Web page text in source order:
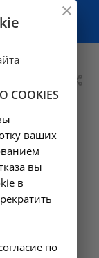
О COOKIES
ваших
вы
в
по